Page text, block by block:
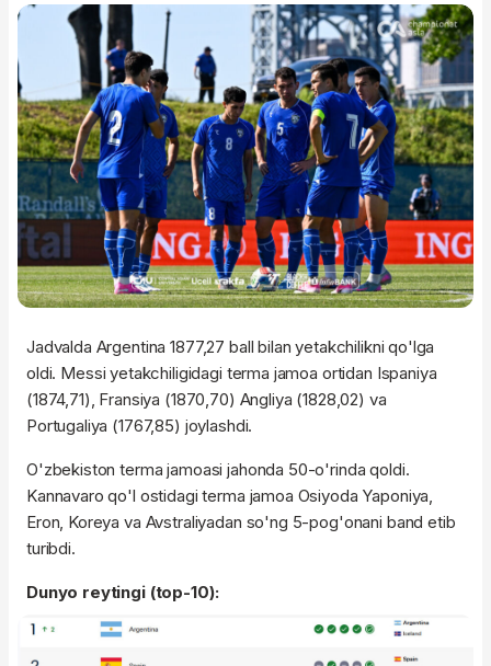
Jadvalda Argentina 1877,27 ball bilan yetakchilikni qo'lga
oldi. Messi yetakchiligidagi terma jamoa ortidan Ispaniya
(1874,71), Fransiya (1870,70) Angliya (1828,02) va
Portugaliya (1767,85) joylashdi.
O'zbekiston terma jamoasi jahonda 50-o'rinda qoldi.
Kannavaro qo'l ostidagi terma jamoa Osiyoda Yaponiya,
Eron, Koreya va Avstraliyadan so'ng 5-pog'onani band etib
turibdi.
Dunyo reytingi (top-10):